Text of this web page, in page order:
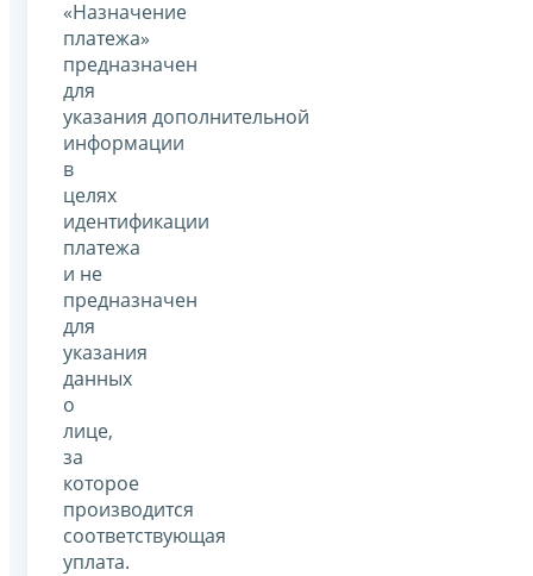
«Назначение
платежа»
предназначен
для
указания дополнительной
информации
в
целях
идентификации
платежа
и не
предназначен
для
указания
данных
о
лице,
за
которое
производится
соответствующая
уплата.